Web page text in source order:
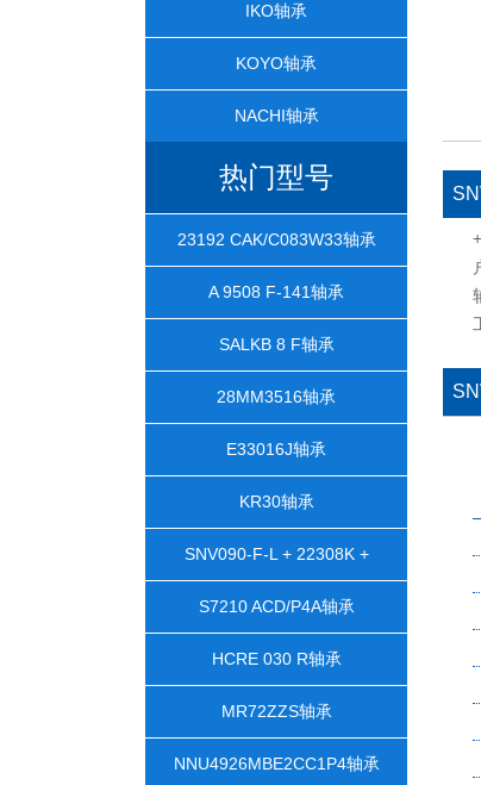
IKO轴承
KOYO轴承
NACHI轴承
热门型号
23192 CAK/C083W33轴承
A 9508 F-141轴承
SALKB 8 F轴承
28MM3516轴承
E33016J轴承
KR30轴承
SNV090-F-L + 22308K +
H2308X106 + TCV608轴承
S7210 ACD/P4A轴承
HCRE 030 R轴承
MR72ZZS轴承
NNU4926MBE2CC1P4轴承